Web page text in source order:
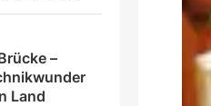
–
Land